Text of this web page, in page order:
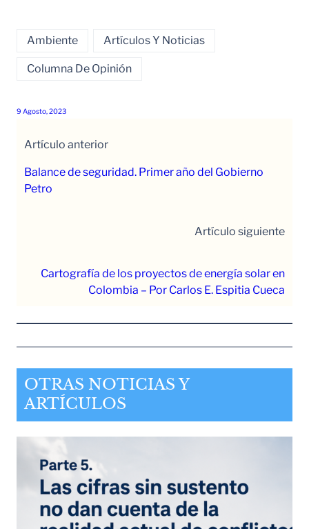
Ambiente Artículos Y Noticias
Columna De Opinión
9 Agosto, 2023
Artículo anterior
Balance de seguridad. Primer año del Gobierno
Petro
Artículo siguiente
Cartografía de los proyectos de energía solar en
Colombia – Por Carlos E. Espitia Cueca
OTRAS NOTICIAS Y
ARTÍCULOS